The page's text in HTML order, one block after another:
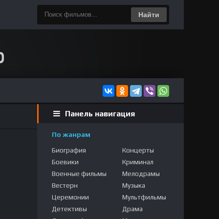
Найти
Панель навигация
По жанрам
Биография
Боевики
Военные фильмы
Вестерн
Церемонии
Детективы
Концерты
Криминал
Мелодрамы
Музыка
Мультфильмы
Драма